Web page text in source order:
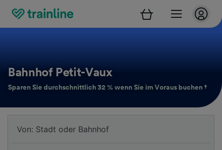
Bahnhof Petit-Vaux
Sparen Sie durchschnittlich 32 % wenn Sie im Voraus buchen †